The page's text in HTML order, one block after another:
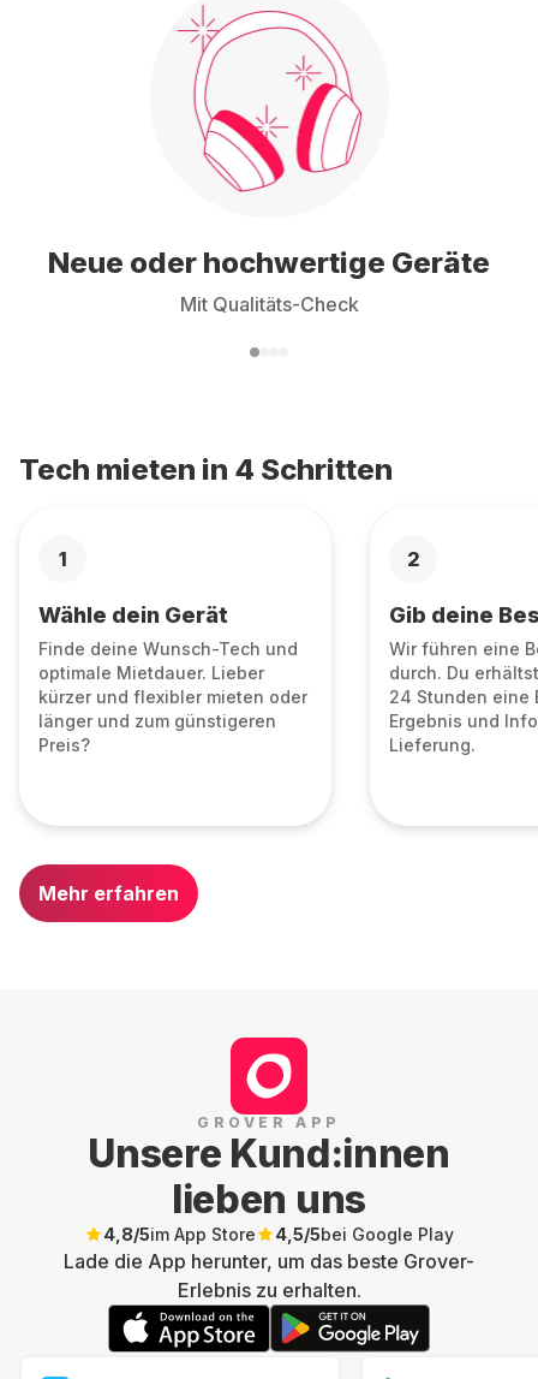
Neue oder hochwertige Geräte
Mit Qualitäts-Check
Tech mieten in 4 Schritten
1
Wähle dein Gerät
Finde deine Wunsch-Tech und
optimale Mietdauer. Lieber
kürzer und flexibler mieten oder
länger und zum günstigeren
Preis?
2
Gib deine
Wir führen eine
durch. Du
24 Stunden eine
Ergebnis und
Lieferung.
Mehr erfahren
GROVER APP
Unsere Kund:innen
lieben uns
4,8/5im App Store 4,5/5bei Google Play
Lade die App herunter, um das beste Grover-
Erlebnis zu erhalten.